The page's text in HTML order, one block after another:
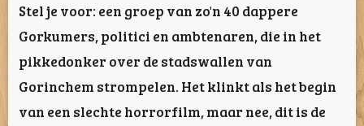
Stel je voor: een groep van zo'n 40 dappere
Gorkumers, politici en ambtenaren, die in het
pikkedonker over de stadswallen van
Gorinchem strompelen. Het klinkt als het begin
van een slechte horrorfilm, maar nee, dit is de